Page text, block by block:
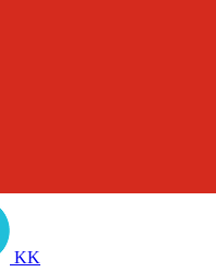
KK